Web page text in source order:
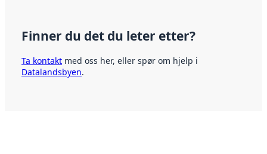
Finner du det du leter etter?
Ta kontakt med oss her, eller spør om hjelp i
Datalandsbyen.